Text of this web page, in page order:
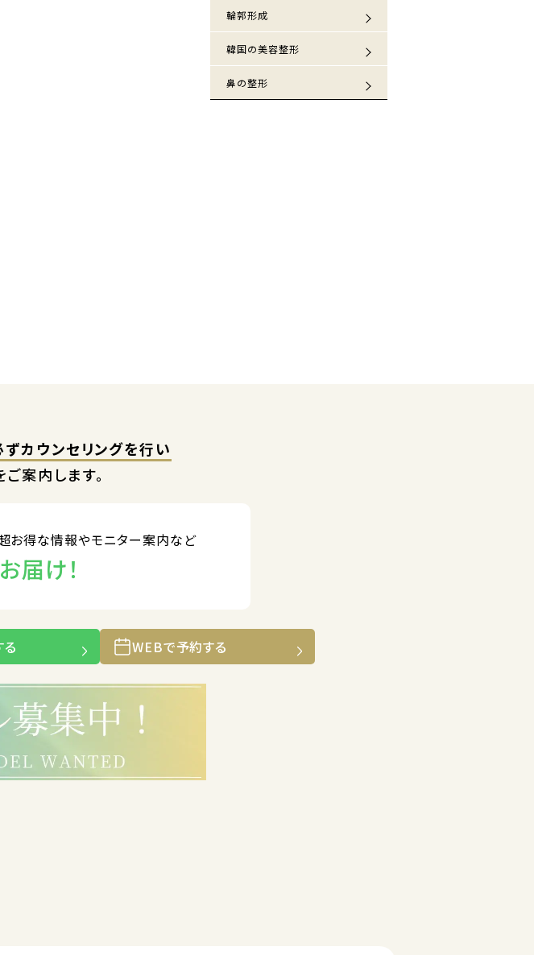
輪郭形成
韓国の美容整形
鼻の整形
カウンセリングを行い
案内します。
お得な情報やモニター案内など
届け！
WEBで予約する